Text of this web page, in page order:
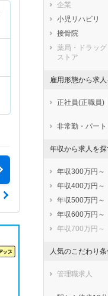
熊本県
鹿児島県
企業
小児リハビリ
接骨院
薬局・ドラッグ
ストア
雇用形態から求
正社員(正職員)
非常勤・パート
年収から求人を
年収300万円～
年収400万円～
年収500万円～
年収600万円～
年収700万円～
人気のこだわり
管理職求人